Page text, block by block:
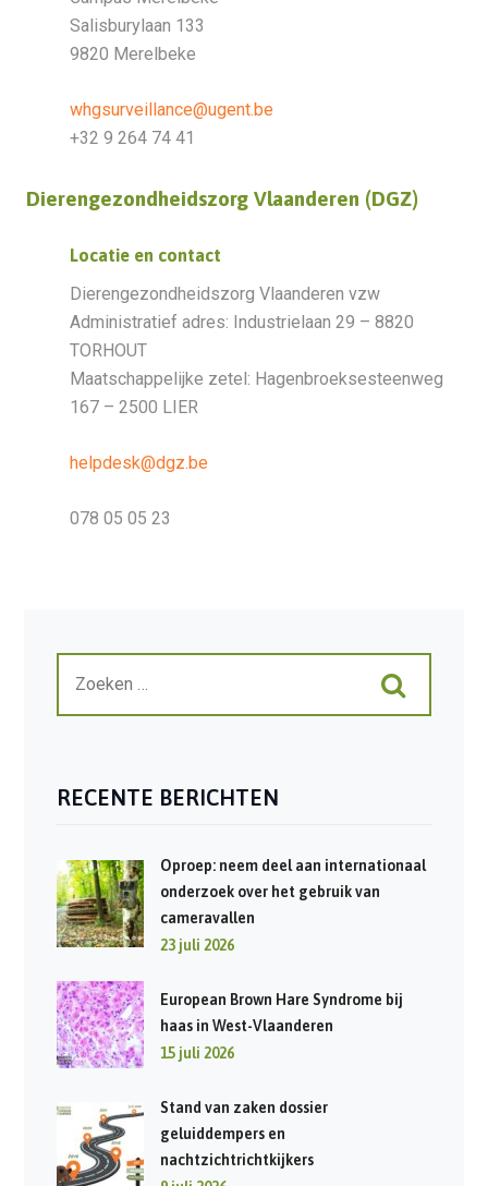
Salisburylaan 133
9820 Merelbeke
whgsurveillance@ugent.be
+32 9 264 74 41
Dierengezondheidszorg Vlaanderen (DGZ)
Locatie en contact
Dierengezondheidszorg Vlaanderen vzw
Administratief adres: Industrielaan 29 – 8820
TORHOUT
Maatschappelijke zetel: Hagenbroeksesteenweg
167 – 2500 LIER
helpdesk@dgz.be
078 05 05 23
RECENTE BERICHTEN
Oproep: neem deel aan internationaal
onderzoek over het gebruik van
cameravallen
23 juli 2026
European Brown Hare Syndrome bij
haas in West-Vlaanderen
15 juli 2026
Stand van zaken dossier
geluiddempers en
nachtzichtrichtkijkers